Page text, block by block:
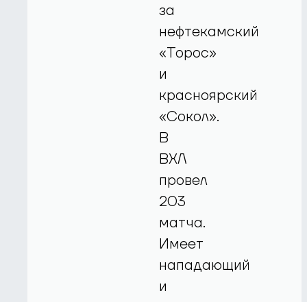
за
нефтекамский
«Торос»
и
красноярский
«Сокол».
В
ВХЛ
провел
203
матча.
Имеет
нападающий
и